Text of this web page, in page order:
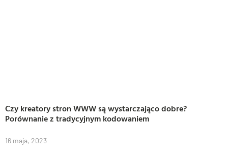
Czy kreatory stron WWW są wystarczająco dobre?
Porównanie z tradycyjnym kodowaniem
16 maja, 2023